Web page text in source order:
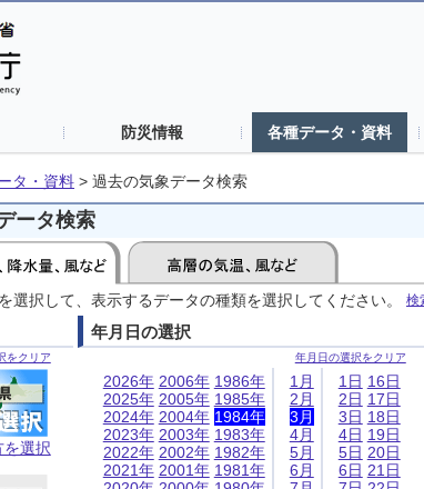
防災情報 各種データ・資料
タ・資料 > 過去の気象データ検索
ータ検索
選択して、表示するデータの種類を選択してください。 検
をクリア
を選択
年月日の選択
年月日の選択をクリア
2026年
2025年
2024年
2023年
2022年
2021年
2006年
2005年
2004年
2003年
2002年
2001年
1986年
1985年
1984年
1983年
1982年
1981年
1月
2月
3月
4月
5月
6月
1日
2日
3日
4日
5日
6日
16日
17日
18日
19日
20日
21日